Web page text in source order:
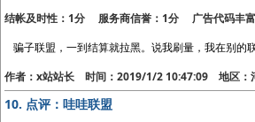
结帐及时性：1分 服务商信誉：1分 广告代码丰
骗子联盟，一到结算就拉黑。说我刷量，我在别的
作者：x站站长 时间：2019/1/2 10:47:09 地区：
10. 点评：哇哇联盟